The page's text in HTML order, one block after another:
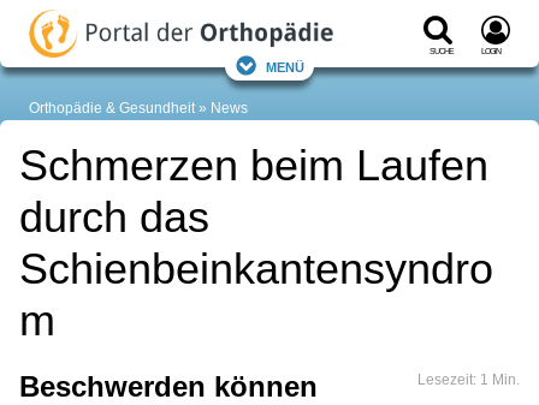
Suche Login
Menü
Orthopädie & Gesundheit News
Schmerzen beim Laufen
durch das
Schienbeinkantensyndro
m
Lesezeit: 1 Min.
Beschwerden können